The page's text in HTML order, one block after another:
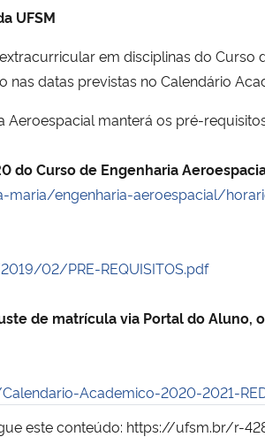
UFSM
em disciplinas do Curso
datas previstas no Calendário
manterá os pré-
do Curso de Engenharia
engenharia-aeroespacial/
02/PRE-REQUISITOS.pdf
de matrícula via Portal do Aluno,
Academico-2020-2021-
este conteúdo: https://ufsm.br/r-